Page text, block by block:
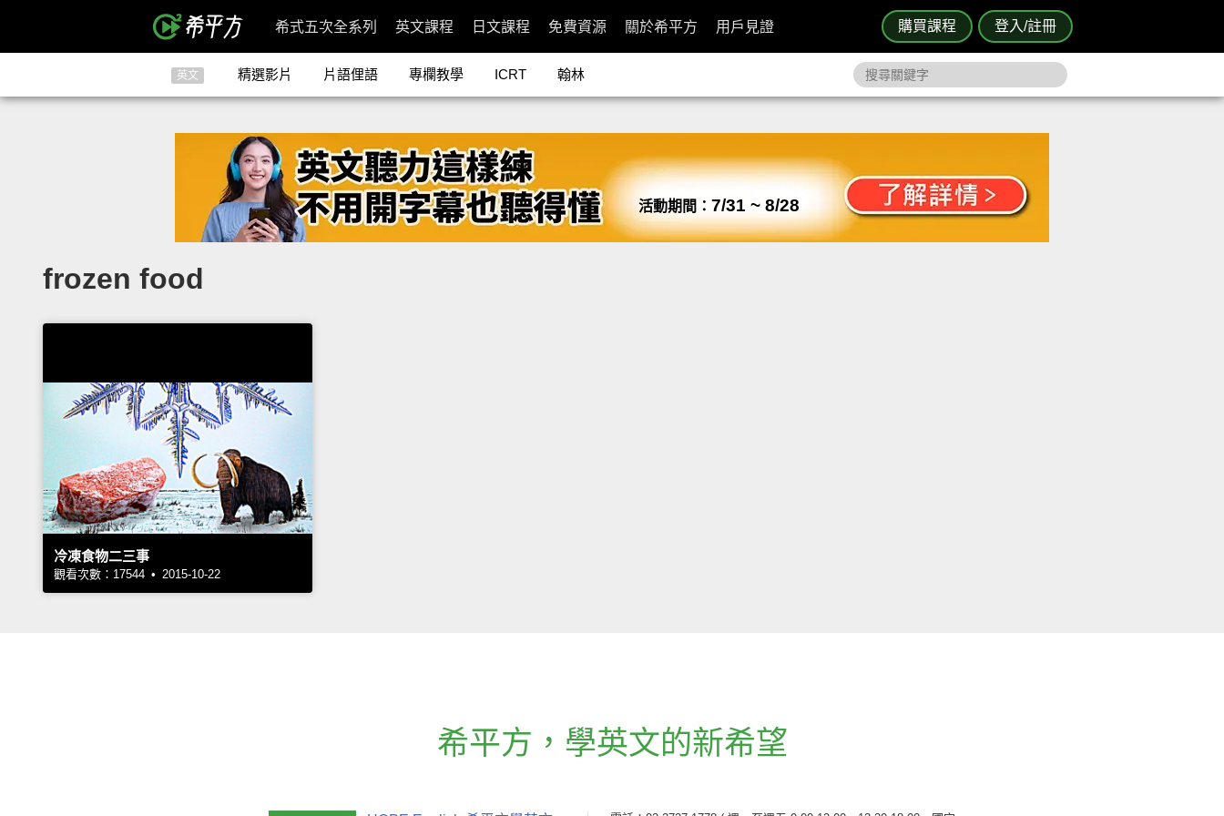
購買課程 登入/註冊
希式五次全系列 英文課程 日文課程 免費資源 關於希平方 用戶見證
英文 精選影片 片語俚語 專欄教學 ICRT 翰林
活動期間： 7/31 ~ 8/28
frozen food
冷凍食物二三事
觀看次數：17544 • 2015-10-22
希平方 ， 學英文的新希望